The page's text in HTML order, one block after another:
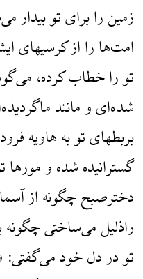
زمین را برای تو بیدار
امت‌ها را از کرسیهای
تو را خطاب کرده،
شده‌ای و مانند
بربطهای تو به هاویه
گسترانیده شده و مورها
دخترصبح چگونه از
راذلیل می‌ساختی
تو در دل خود می‌گفتی: